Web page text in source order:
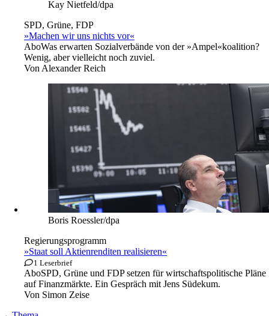
Kay Nietfeld/dpa
SPD, Grüne, FDP
»Machen wir uns nichts vor«
Was erwarten Sozialverbände von der »Ampel«koalition?
Wenig, aber vielleicht noch zuviel.
Alexander Reich